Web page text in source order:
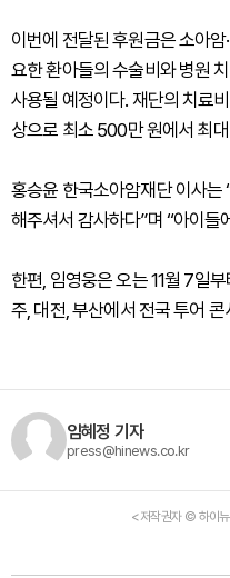
이번에 전달된 후원금은 소아
요한 환아들의 수술비와 병원
사용될 예정이다. 재단의 치료
상으로 최소 500만 원에서 최
홍승윤 한국소아암재단 이사는
해주셔서 감사하다”며 “아이들
한편, 임영웅은 오는 11월 7일
주, 대전, 부산에서 전국 투어 콘
임혜정 기자
press@hinews.co.kr
<저작권자 © 하이